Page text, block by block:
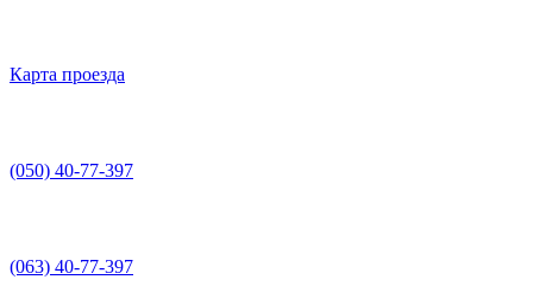
Карта проезда
(050) 40-77-397
(063) 40-77-397